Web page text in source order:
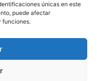
únicas en este
puede afectar
funciones.